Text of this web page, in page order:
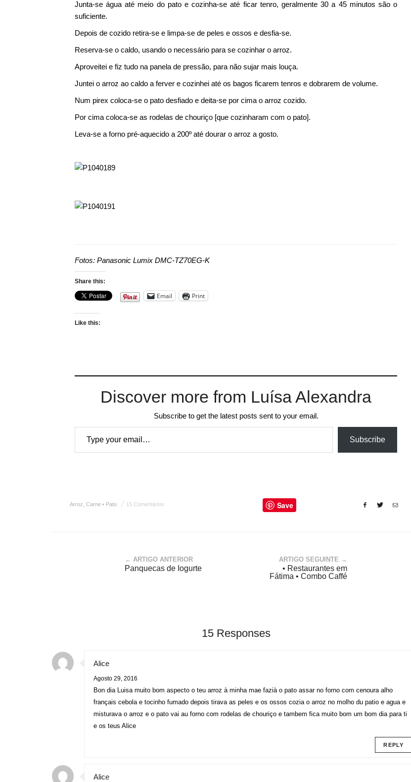
Junta-se água até meio do pato e cozinha-se até ficar tenro, geralmente 30 a 45 minutos são o
suficiente.
Depois de cozido retira-se e limpa-se de peles e ossos e desfia-se.
Reserva-se o caldo, usando o necessário para se cozinhar o arroz.
Aproveitei e fiz tudo na panela de pressão, para não sujar mais louça.
Juntei o arroz ao caldo a ferver e cozinhei até os bagos ficarem tenros e dobrarem de volume.
Num pirex coloca-se o pato desfiado e deita-se por cima o arroz cozido.
Por cima coloca-se as rodelas de chouriço [que cozinharam com o pato].
Leva-se a forno pré-aquecido a 200º até dourar o arroz a gosto.
Fotos: Panasonic Lumix DMC-TZ70EG-K
Share this:
Email Print
Like this:
Discover more from Luísa Alexandra
Subscribe to get the latest posts sent to your email.
Type your email…
Subscribe
Arroz Carne • Pato 15 Comentários Save
← ARTIGO ANTERIOR
Panquecas de Iogurte
ARTIGO SEGUINTE →
• Restaurantes em
Fátima • Combo Caffé
15 Responses
Alice
Agosto 29, 2016
Bon dia Luisa muito bom aspecto o teu arroz à minha mae fazià o pato assar no forno com cenoura alho
français cebola e tocinho fumado depois tirava as peles e os ossos cozia o arroz no molho du patio e agua e
misturava o arroz e o pato vai au forno com rodelas de chouriço e tambem fica muito bom um bom dia para ti
e os teus Alice
REPLY
Alice